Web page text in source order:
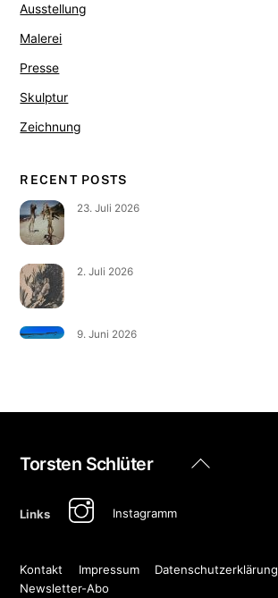
Ausstellung
Malerei
Presse
Skulptur
Zeichnung
RECENT POSTS
23. Juli 2026
2. Juli 2026
9. Juni 2026
Back
Torsten Schlüter
Links Instagramm
Kontakt Impressum
Datenschutzerklärung
Newsletter-Abo